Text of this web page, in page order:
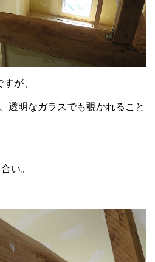
が、
透明なガラスでも覗かれること
い。